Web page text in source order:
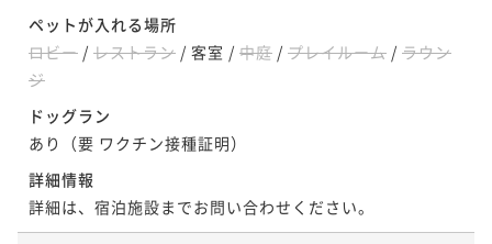
ペットが入れる場所
ロビー / レストラン / 客室 / 中庭 / プレイルーム / ラウン
ジ
ドッグラン
あり（要 ワクチン接種証明）
詳細情報
詳細は、宿泊施設までお問い合わせください。